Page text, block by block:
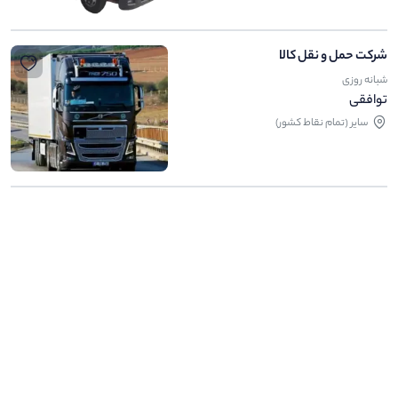
شرکت حمل و نقل کالا
شبانه روزی
توافقی
ساير (تمام نقاط کشور)